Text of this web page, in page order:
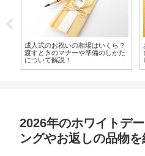
成人式のお祝いの相場はいくら？
渡すときのマナーや準備のしかた
について解説！
2026年のホワイトデ
ングやお返しの品物を